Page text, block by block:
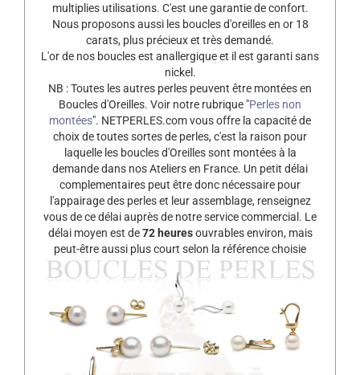
multiplies utilisations. C'est une garantie de confort.
Nous proposons aussi les boucles d'oreilles en or 18
carats, plus précieux et très demandé.
L'or de nos boucles est anallergique et il est garanti sans
nickel.
NB : Toutes les autres perles peuvent être montées en
Boucles d'Oreilles. Voir notre rubrique "Perles non
montées". NETPERLES.com vous offre la capacité de
choix de toutes sortes de perles, c'est la raison pour
laquelle les boucles d'Oreilles sont montées à la
demande dans nos Ateliers en France. Un petit délai
complementaires peut être donc nécessaire pour
l'appairage des perles et leur assemblage, renseignez
vous de ce délai auprès de notre service commercial. Le
délai moyen est de72 heuresouvrables environ, mais
peut-être aussi plus court selon la référence choisie